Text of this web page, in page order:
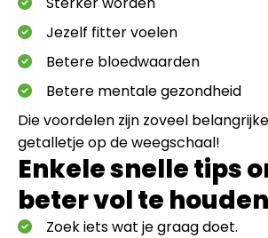
Jezelf fitter voelen
Betere bloedwaarden
Betere mentale gezondheid
Die voordelen zijn zoveel
getalletje op de weegschaal!
Enkele snelle tips
beter vol te
Zoek iets wat je graag doet.